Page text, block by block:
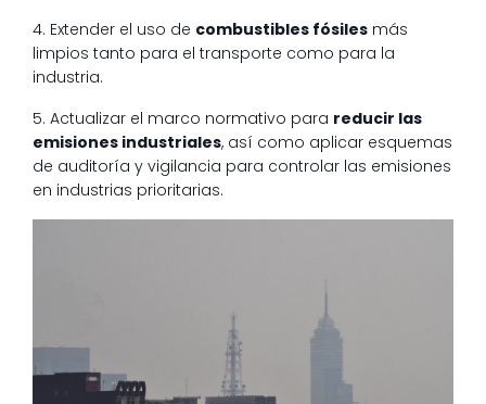
4. Extender el uso de combustibles fósiles más
limpios tanto para el transporte como para la
industria.
5. Actualizar el marco normativo para reducir las
emisiones industriales, así como aplicar esquemas
de auditoría y vigilancia para controlar las emisiones
en industrias prioritarias.